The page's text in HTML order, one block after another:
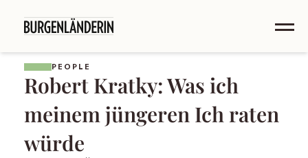
PEOPLE
Robert Kratky: Was ich
meinem jüngeren Ich raten
würde